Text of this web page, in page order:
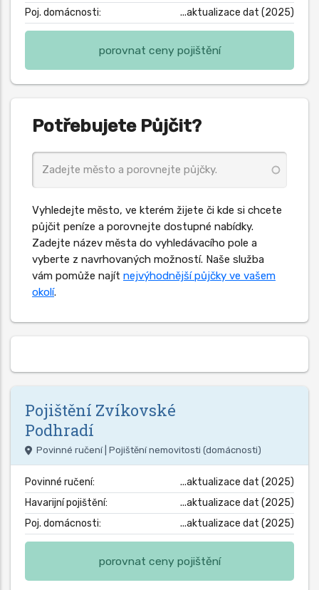
Poj. domácnosti:
...aktualizace dat (2025)
porovnat ceny pojištění
Potřebujete Půjčit?
Vyhledejte město, ve kterém žijete či kde si chcete
půjčit peníze a porovnejte dostupné nabídky.
Zadejte název města do vyhledávacího pole a
vyberte z navrhovaných možností. Naše služba
vám pomůže najít nejvýhodnější půjčky ve vašem
okolí.
Pojištění Zvíkovské
Podhradí
Povinné ručení | Pojištění nemovitosti (domácnosti)
Povinné ručení:
...aktualizace dat (2025)
Havarijní pojištění:
...aktualizace dat (2025)
Poj. domácnosti:
...aktualizace dat (2025)
porovnat ceny pojištění